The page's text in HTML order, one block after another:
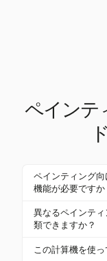
ペインテ
ペインティング
機能が必要ですか
ペインティング
スクの分類、
正確な追跡と
異なるペインテ
類できますか？
Harvestを使用
この計算機を使